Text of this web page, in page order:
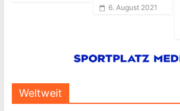
6. August 2021
Weltweit